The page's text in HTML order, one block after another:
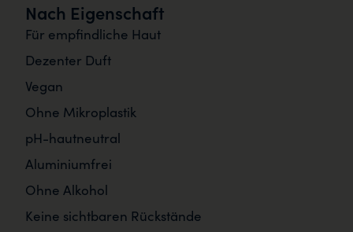
Nach Eigenschaft
Für empfindliche Haut
Dezenter Duft
Vegan
Ohne Mikroplastik
pH-hautneutral
Aluminiumfrei
Ohne Alkohol
Keine sichtbaren Rückstände